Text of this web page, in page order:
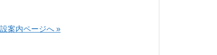
案内ページへ »